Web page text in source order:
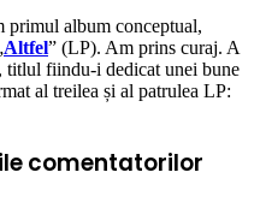
primul album conceptual,
Altfel” (LP). Am prins curaj. A
titlul fiindu-i dedicat unei bune
al treilea și al patrulea LP:
comentatorilor